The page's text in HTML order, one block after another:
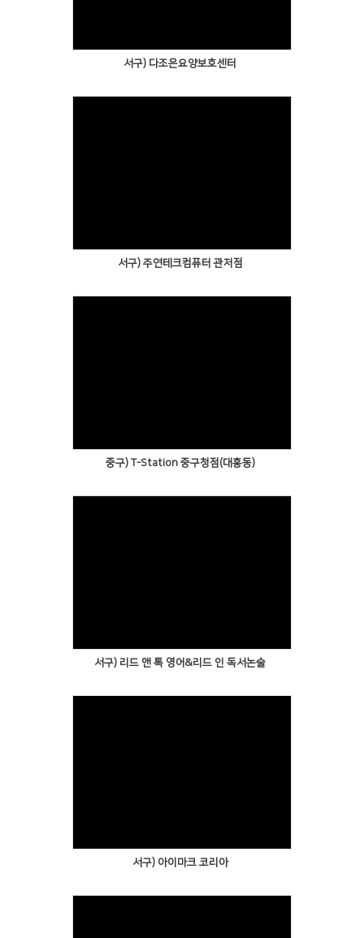
서구) 다조은요양보호센터
서구) 주연테크컴퓨터 관저점
중구) T-Station 중구청점(대흥동)
서구) 리드 앤 톡 영어&리드 인 독서논술
서구) 아이마크 코리아